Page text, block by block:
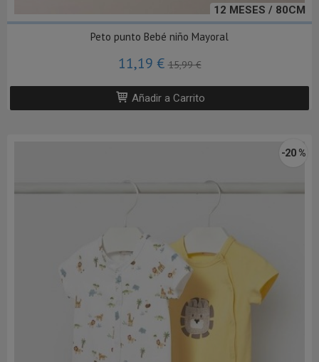
12 MESES / 80CM
Peto punto Bebé niño Mayoral
11,19 €15,99 €
Añadir a Carrito
-20 %